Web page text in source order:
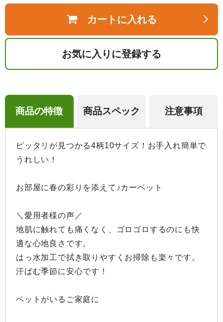
カートに入れる
お気に入りに登録する
商品の特徴 商品スペック 注意事項
ピッタリが見つかる4柄10サイズ！お手入れ簡単で
うれしい！
お部屋に春の彩りを添えて♪カーペット
＼愛用者様の声／
地肌に触れても痛くなく、ゴロゴロするのにも快
適な心地良さです。
はっ水加工で拭き取りやすくお掃除も楽々です。
汗ばむ季節に安心です！
ペットがいるご家庭に